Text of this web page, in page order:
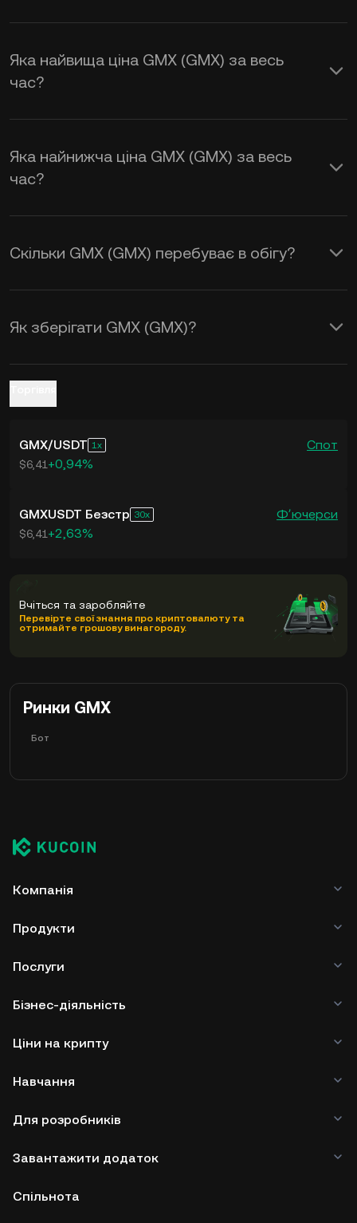
KuCoin надає оновлення цін в USD у
режимі реального часу для GMX
(GMX). На ціну GMX впливають попит
щоб отримати курс обмінуGMX to
USD
Яка найвища ціна GMX (GMX) за весь
час?
Яка найнижча ціна GMX (GMX) за весь
час?
Скільки GMX (GMX) перебуває в обігу?
Як зберігати GMX (GMX)?
GMX/USDT 1 Спот
$6,41 +0,94%
GMXUSDT Безстр 30 Фʼючерси
$6,41 +2,63%
Вчіться та заробляйте
Перевірте свої знання про криптовалюту та
отримайте грошову винагороду.
Ринки GMX
Бот
Компанія
Продукти
Послуги
Бізнес-діяльність
Ціни на крипту
Навчання
Для розробників
Завантажити додаток
Спільнота